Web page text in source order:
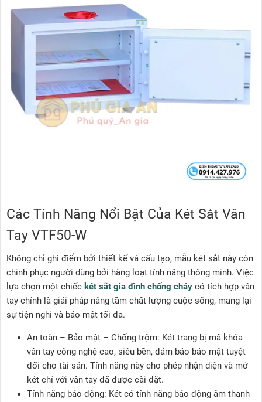
Các Tính Năng Nổi Bật Của Két Sắt Vân
Tay VTF50-W
Không chỉ ghi điểm bởi thiết kế và cấu tạo, mẫu két sắt này còn
chinh phục người dùng bởi hàng loạt tính năng thông minh. Việc
lựa chọn một chiếc két sắt gia đình chống cháy có tích hợp vân
tay chính là giải pháp nâng tầm chất lượng cuộc sống, mang lại
sự tiện nghi và bảo mật tối đa.
An toàn – Bảo mật – Chống trộm: Két trang bị mã khóa
vân tay công nghệ cao, siêu bền, đảm bảo bảo mật tuyệt
đối cho tài sản. Tính năng này cho phép nhận diện và mở
két chỉ với vân tay đã được cài đặt.
Tính năng báo động: Két có tính năng báo động âm thanh